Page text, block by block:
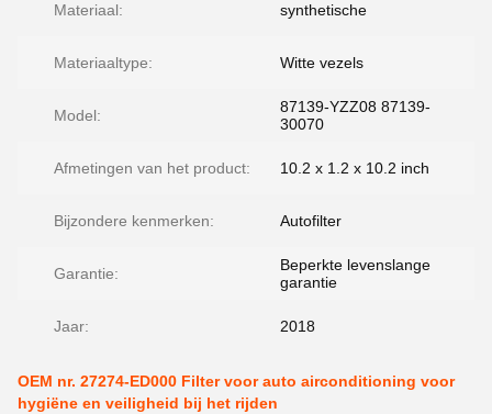
Materiaal: synthetische
Materiaaltype: Witte vezels
Model:
87139-YZZ08 87139-
30070
Afmetingen van het product: 10.2 x 1.2 x 10.2 inch
Bijzondere kenmerken: Autofilter
Garantie:
Beperkte levenslange
garantie
Jaar: 2018
OEM nr. 27274-ED000 Filter voor auto airconditioning voor
hygiëne en veiligheid bij het rijden